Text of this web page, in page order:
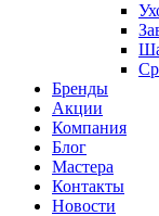
Бренды
Акции
Компания
Блог
Мастера
Контакты
Новости